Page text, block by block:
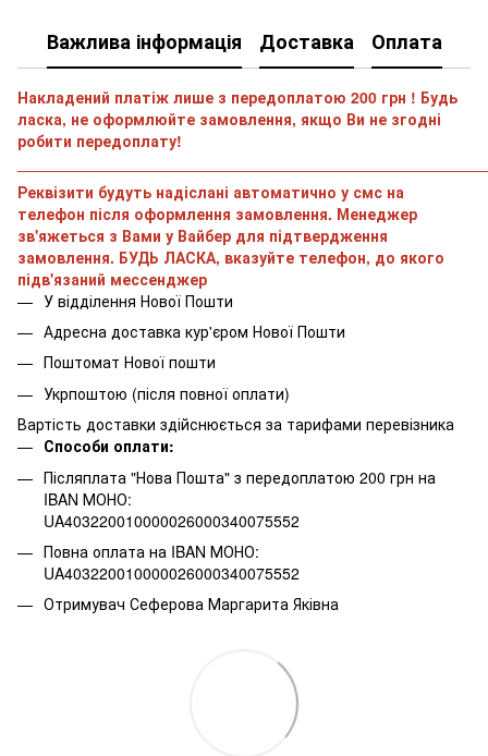
Важлива інформація Доставка Оплата
Накладений платіж лише з передоплатою 200 грн ! Будь
ласка, не оформлюйте замовлення, якщо Ви не згодні
робити передоплату!
Реквізити будуть надіслані автоматично у смс на
телефон після оформлення замовлення. Менеджер
зв'яжеться з Вами у Вайбер для підтвердження
замовлення. БУДЬ ЛАСКА, вказуйте телефон, до якого
підв'язаний мессенджер
У відділення Нової Пошти
Адресна доставка кур'єром Нової Пошти
Поштомат Нової пошти
Укрпоштою (після повної оплати)
Вартість доставки здійснюється за тарифами перевізника
Способи оплати:
Післяплата "Нова Пошта" з передоплатою 200 грн на
IBAN МОНО:
UA403220010000026000340075552
Повна оплата на IBAN МОНО:
UA403220010000026000340075552
Отримувач Сеферова Маргарита Яківна